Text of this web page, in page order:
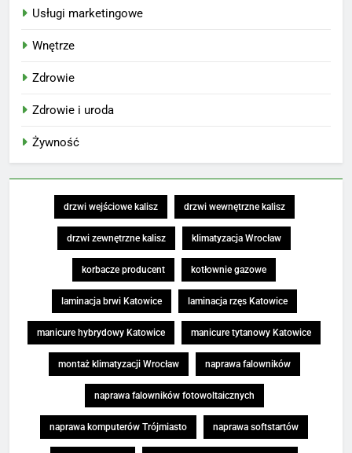
Usługi marketingowe
Wnętrze
Zdrowie
Zdrowie i uroda
Żywność
drzwi wejściowe kalisz drzwi wewnętrzne kalisz
drzwi zewnętrzne kalisz klimatyzacja Wrocław
korbacze producent kotłownie gazowe
laminacja brwi Katowice laminacja rzęs Katowice
manicure hybrydowy Katowice manicure tytanowy Katowice
montaż klimatyzacji Wrocław naprawa falowników
naprawa falowników fotowoltaicznych
naprawa komputerów Trójmiasto naprawa softstartów